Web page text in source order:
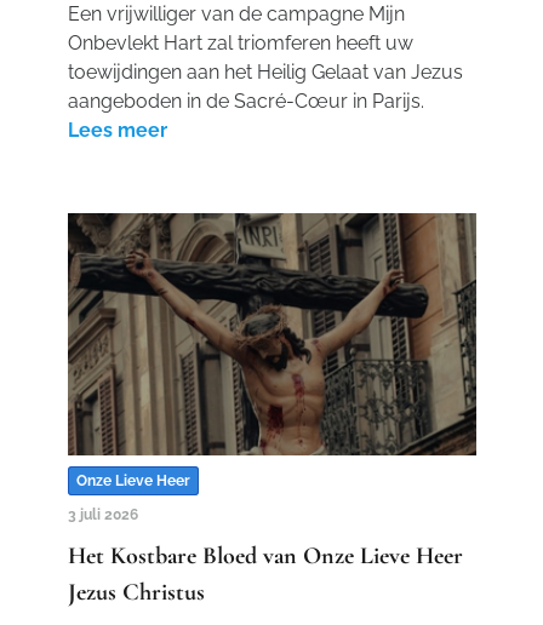
Een vrijwilliger van de campagne Mijn
Onbevlekt Hart zal triomferen heeft uw
toewijdingen aan het Heilig Gelaat van Jezus
aangeboden in de Sacré-Cœur in Parijs.
Lees meer
Onze Lieve Heer
3 juli 2026
Het Kostbare Bloed van Onze Lieve Heer
Jezus Christus